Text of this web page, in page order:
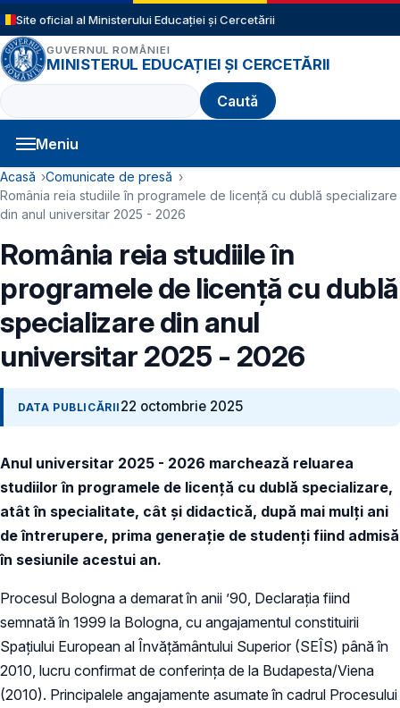
Sari la conținutul principal
Site oficial al Ministerului Educației și Cercetării
GUVERNUL ROMÂNIEI
MINISTERUL EDUCAȚIEI ȘI CERCETĂRII
Caută
Meniu
Navigație principală
Cale de navigare
Acasă
Comunicate de presă
România reia studiile în programele de licență cu dublă specializare
din anul universitar 2025 - 2026
România reia studiile în
programele de licență cu dublă
specializare din anul
universitar 2025 - 2026
DATA PUBLICĂRII 22 octombrie 2025
Anul universitar 2025 - 2026 marchează reluarea
studiilor în programele de licență cu dublă specializare,
atât în specialitate, cât și didactică, după mai mulți ani
de întrerupere, prima generație de studenți fiind admisă
în sesiunile acestui an.
Procesul Bologna a demarat în anii ’90, Declarația fiind
semnată în 1999 la Bologna, cu angajamentul constituirii
Spațiului European al Învățământului Superior (SEÎS) până în
2010, lucru confirmat de conferința de la Budapesta/Viena
(2010). Principalele angajamente asumate în cadrul Procesului